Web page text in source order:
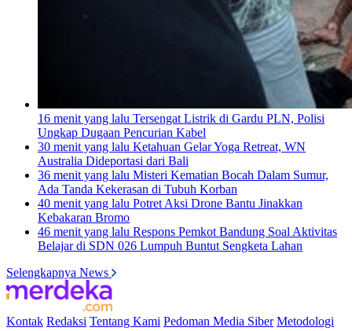
16 menit yang lalu Tersengat Listrik di Gardu PLN, Polisi
Ungkap Dugaan Pencurian Kabel
30 menit yang lalu Ketahuan Gelar Yoga Retreat, WN
Australia Dideportasi dari Bali
36 menit yang lalu Misteri Kematian Bocah Dalam Sumur,
Ada Tanda Kekerasan di Tubuh Korban
40 menit yang lalu Potret Aksi Drone Bantu Jinakkan
Kebakaran Bromo
46 menit yang lalu Respons Pemkot Bandung Soal Aktivitas
Belajar di SDN 026 Lumpuh Buntut Sengketa Lahan
Selengkapnya News
Kontak Redaksi Tentang Kami Pedoman Media Siber Metodologi